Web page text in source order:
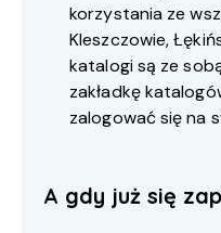
korzystania ze
Kleszczowie,
katalogi są ze
zakładkę
zalogować się na
A gdy już się